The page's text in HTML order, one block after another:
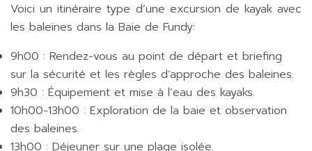
Voici un itinéraire type d’une excursion de kayak avec
les baleines dans la Baie de Fundy:
9h00 : Rendez-vous au point de départ et briefing
sur la sécurité et les règles d’approche des baleines.
9h30 : Équipement et mise à l’eau des kayaks.
10h00-13h00 : Exploration de la baie et observation
des baleines.
13h00 : Déjeuner sur une plage isolée.